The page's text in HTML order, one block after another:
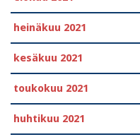
heinäkuu 2021
kesäkuu 2021
toukokuu 2021
huhtikuu 2021